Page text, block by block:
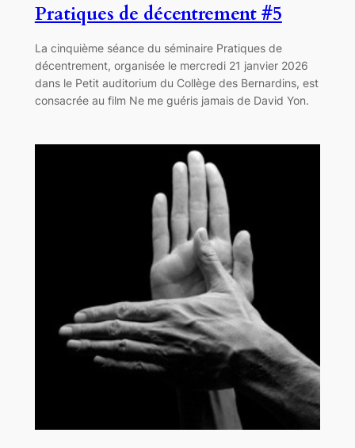
Pratiques de décentrement #5
La cinquième séance du séminaire Pratiques de
décentrement, organisée le mercredi 21 janvier 2026
dans le Petit auditorium du Collège des Bernardins, est
consacrée au film Ne me guéris jamais de David Yon.